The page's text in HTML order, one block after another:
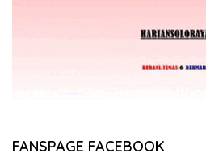
FANSPAGE FACEBOOK